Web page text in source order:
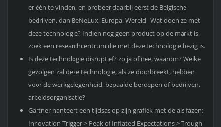
er één te vinden, en probeer daarbij eerst de Belgische
bedrijven, dan BeNeLux, Europa, Wereld. Wat doen ze met
deze technologie? Indien nog geen product op de markt is,
zoek een researchcentrum die met deze technologie bezig is.
Is deze technologie disruptief? zo ja of nee, waarom? Welke
gevolgen zal deze technologie, als ze doorbreekt, hebben
voor de werkgelegenheid, bepaalde beroepen of bedrijven,
arbeidsorganisatie?
Gartner hanteert een tijdsas op zijn grafiek met de als fazen:
Innovation Trigger > Peak of Inflated Expectations > Trough